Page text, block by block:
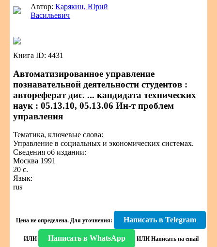
Автор:Карякин, Юрий
Васильевич
Книга ID: 4431
Автоматизированное управление
познавательной деятельности студентов :
автореферат дис. ... кандидата технических
наук : 05.13.10, 05.13.06 Ин-т проблем
управления
Тематика, ключевые слова:
Управление в социальных и экономических системах.
Сведения об издании:
Москва 1991
20 с.
Язык:
rus
Цена не определена. Для уточнения: Написать в Telegram
ИЛИ Написать в WhatsApp ИЛИ Написать на email